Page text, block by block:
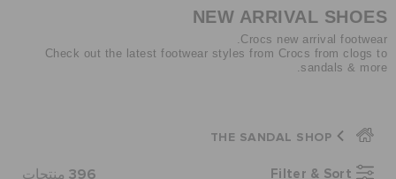
للنساء
أطفال
NEW ARRIVAL SHOES
Crocs new arrival footwear.
Check out the latest footwear styles from Crocs from clogs to
sandals & more.
THE SANDAL SHOP
Filter & Sort
396 منتجات